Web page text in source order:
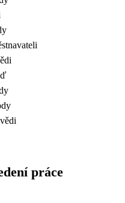
práce